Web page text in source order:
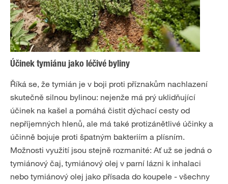
Účinek tymiánu jako léčivé byliny
Říká se, že tymián je v boji proti příznakům nachlazení
skutečně silnou bylinou: nejenže má prý uklidňující
účinek na kašel a pomáhá čistit dýchací cesty od
nepříjemných hlenů, ale má také protizánětlivé účinky a
účinně bojuje proti špatným bakteriím a plísním.
Možnosti využití jsou stejně rozmanité: Ať už se jedná o
tymiánový čaj, tymiánový olej v parní lázni k inhalaci
nebo tymiánový olej jako přísada do koupele - všechny